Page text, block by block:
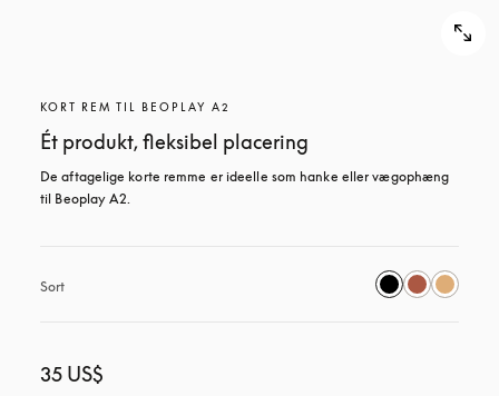
KORT REM TIL BEOPLAY A2
Ét produkt, fleksibel placering
De aftagelige korte remme er ideelle som hanke eller vægophæng
til Beoplay A2.
Sort
35 US$